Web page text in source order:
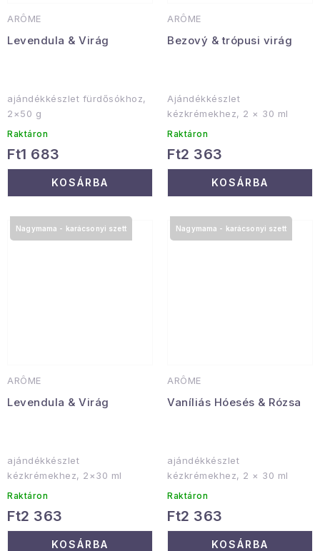
ARÔME
Levendula & Virág
ajándékkészlet fürdősókhoz,
2×50 g
Raktáron
Ft1 683
KOSÁRBA
ARÔME
Bezový & trópusi virág
Ajándékkészlet
kézkrémekhez, 2 × 30 ml
Raktáron
Ft2 363
KOSÁRBA
ARÔME
Levendula & Virág
Nagymama - karácsonyi szett
ajándékkészlet
kézkrémekhez, 2×30 ml
Raktáron
Ft2 363
KOSÁRBA
ARÔME
Vaníliás Hóesés & Rózsa
Nagymama - karácsonyi szett
ajándékkészlet
kézkrémekhez, 2 × 30 ml
Raktáron
Ft2 363
KOSÁRBA